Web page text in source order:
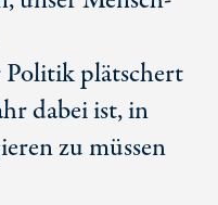
plätschert
dabei ist, in
zu müssen